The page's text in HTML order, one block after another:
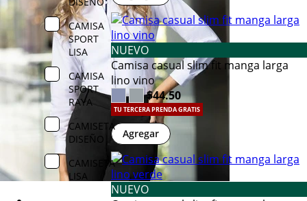
CAMISA
SPORT
LISA
CAMISA
SPORT
RAYA
CAMISETA
DISEÑO
CAMISETA
LISA
NUEVO
Camisa casual slim fit manga larga
lino vino
$44.50
TU TERCERA PRENDA GRATIS
Agregar
NUEVO